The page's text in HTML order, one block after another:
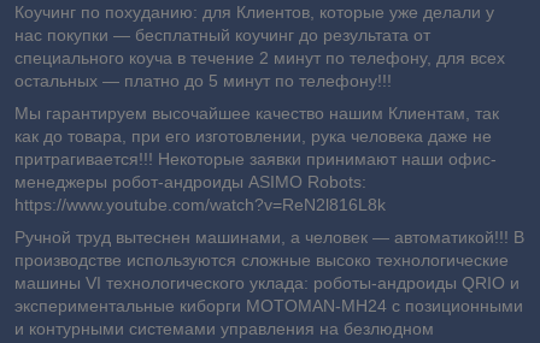
Коучинг по похуданию: для Клиентов, которые уже делали у
нас покупки ― бесплатный коучинг до результата от
специального коуча в течение 2 минут по телефону, для всех
остальных ― платно до 5 минут по телефону!!!
Мы гарантируем высочайшее качество нашим Клиентам, так
как до товара, при его изготовлении, рука человека даже не
притрагивается!!! Некоторые заявки принимают наши офис-
менеджеры робот-андроиды ASIMO Robots:
https://www.youtube.com/watch?v=ReN2l816L8k
Ручной труд вытеснен машинами, а человек — автоматикой!!! В
производстве используются сложные высоко технологические
машины VI технологического уклада: роботы-андроиды QRIO и
экспериментальные киборги MOTOMAN-MH24 с позиционными
и контурными системами управления на безлюдном